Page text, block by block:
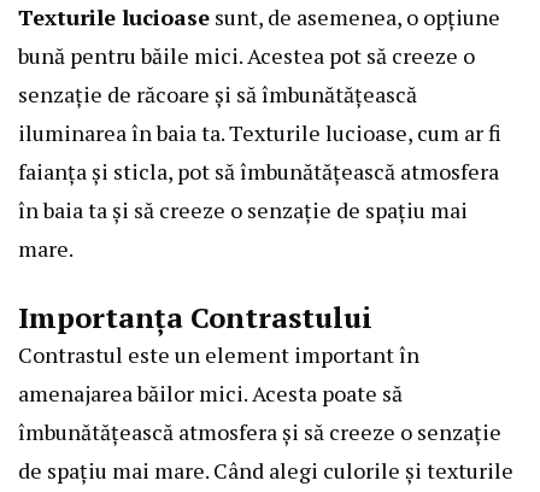
Texturile lucioase sunt, de asemenea, o opțiune
bună pentru băile mici. Acestea pot să creeze o
senzație de răcoare și să îmbunătățească
iluminarea în baia ta. Texturile lucioase, cum ar fi
faianța și sticla, pot să îmbunătățească atmosfera
în baia ta și să creeze o senzație de spațiu mai
mare.
Importanța Contrastului
Contrastul este un element important în
amenajarea băilor mici. Acesta poate să
îmbunătățească atmosfera și să creeze o senzație
de spațiu mai mare. Când alegi culorile și texturile